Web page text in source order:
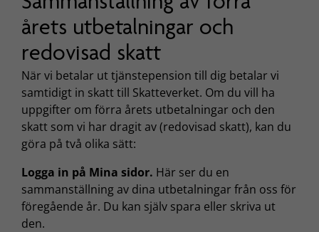
årets utbetalningar och
redovisad skatt
När vi betalar ut tjänstepension till dig betalar vi
samtidigt in skatt till Skatteverket. Om du vill ha
uppgifter om förra årets utbetalningar och den
skatt som vi har dragit av (redovisad skatt), kan du
göra på två olika sätt:
Logga in på Mina sidor. Här ser du en
sammanställning av dina utbetalningar från oss för
föregående år. Du kan själv spara eller skriva ut
den.